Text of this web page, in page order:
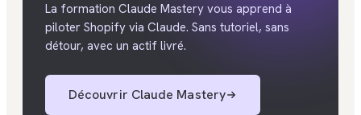
La formation Claude Mastery vous apprend à
piloter Shopify via Claude. Sans tutoriel, sans
détour, avec un actif livré.
Découvrir Claude Mastery